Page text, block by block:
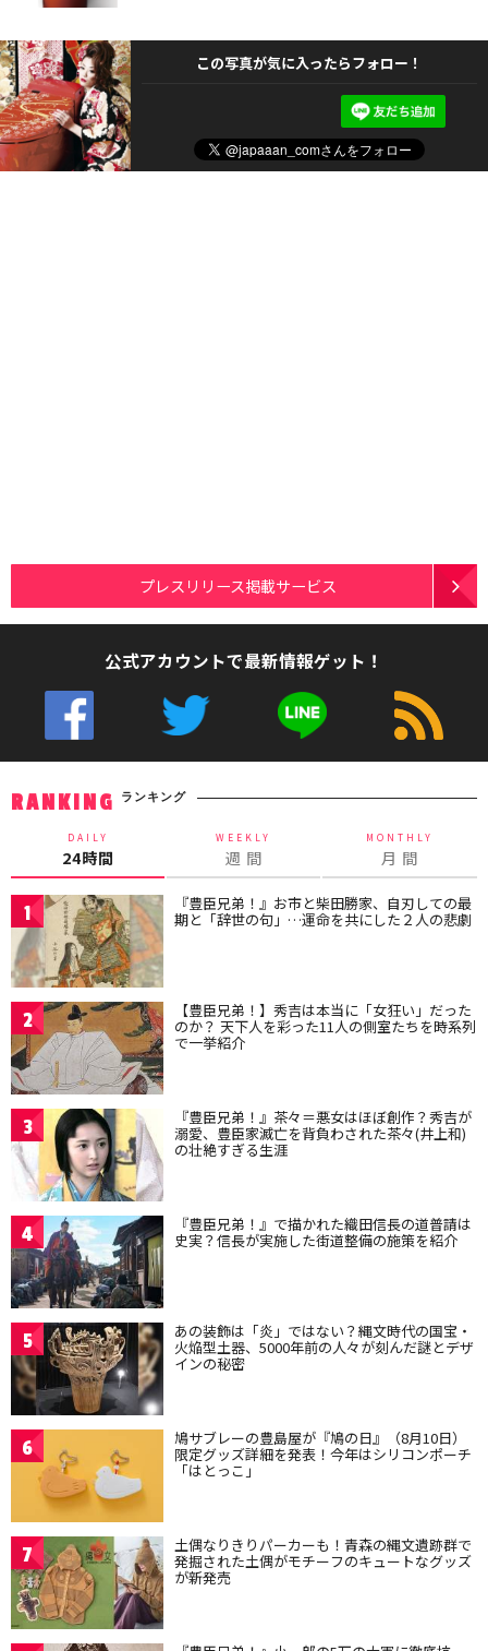
この写真が気に入ったらフォロー！
プレスリリース掲載サービス
公式アカウントで最新情報ゲット！
RANKING ランキング
DAILY
24時間
WEEKLY
週 間
MONTHLY
月 間
1 『豊臣兄弟！』お市と柴田勝家、自刃しての最
期と「辞世の句」…運命を共にした２人の悲劇
2 【豊臣兄弟！】秀吉は本当に「女狂い」だった
のか？ 天下人を彩った11人の側室たちを時系列
で一挙紹介
3 『豊臣兄弟！』茶々＝悪女はほぼ創作？秀吉が
溺愛、豊臣家滅亡を背負わされた茶々(井上和)
の壮絶すぎる生涯
4 『豊臣兄弟！』で描かれた織田信長の道普請は
史実？信長が実施した街道整備の施策を紹介
5 あの装飾は「炎」ではない？縄文時代の国宝・
火焔型土器、5000年前の人々が刻んだ謎とデザ
インの秘密
6 鳩サブレーの豊島屋が『鳩の日』（8月10日）
限定グッズ詳細を発表！今年はシリコンポーチ
「はとっこ」
7 土偶なりきりパーカーも！青森の縄文遺跡群で
発掘された土偶がモチーフのキュートなグッズ
が新発売